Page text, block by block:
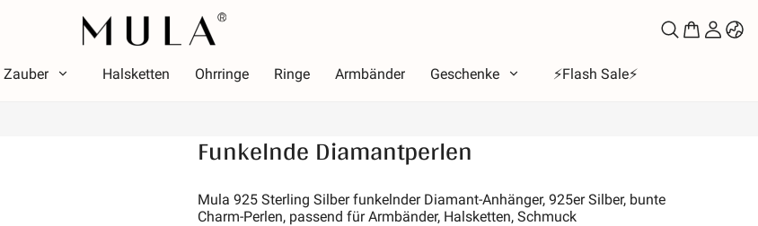
Zauber Halsketten Ohrringe Ringe Armbänder Geschenke ⚡️Flash Sale⚡️
Thema
Leuchtend
Alphabet
Funkelnde Diamantperlen
Mula 925 Sterling Silber funkelnder Diamant-Anhänger, 925er Silber, bunte
Charm-Perlen, passend für Armbänder, Halsketten, Schmuck